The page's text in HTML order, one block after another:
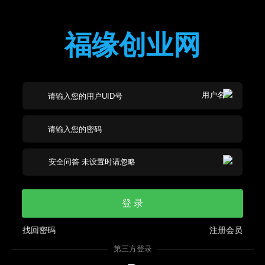
福缘创业网
登 录
注册会员
找回密码
第三方登录